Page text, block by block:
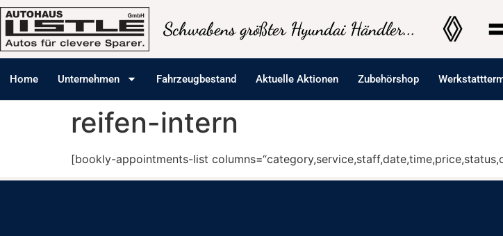
springen
Schwabens größter Hyundai Händler...
Home Unternehmen Fahrzeugbestand Aktuelle Aktionen Zubehörshop
reifen-intern
[bookly-appointments-list